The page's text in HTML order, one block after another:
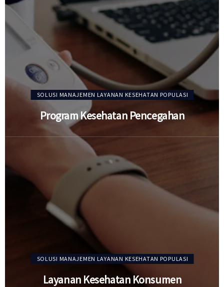
SOLUSI MANAJEMEN LAYANAN KESEHATAN POPULASI
Program Kesehatan Pencegahan
SOLUSI MANAJEMEN LAYANAN KESEHATAN POPULASI
Layanan Kesehatan Konsumen